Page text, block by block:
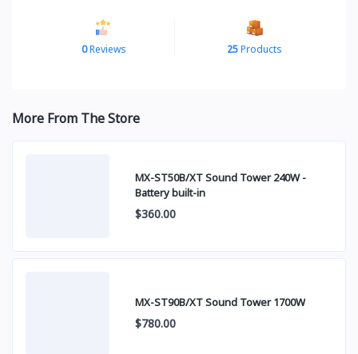
0Reviews 25Products
More From The Store
MX-ST50B/XT Sound Tower 240W -
Battery built-in
$360.00
MX-ST90B/XT Sound Tower 1700W
$780.00